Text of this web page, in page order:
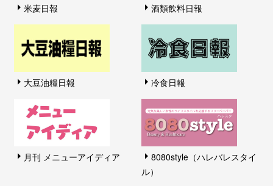
米麦日報 酒類飲料日報
大豆油糧日報 冷食日報
月刊 メニューアイディア
8080style（ハレバレスタイ
ル）